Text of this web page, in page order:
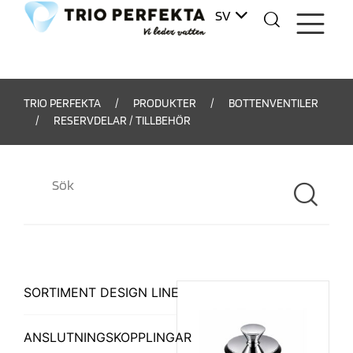
SV
DA
TRIO PERFEKTA / PRODUKTER /
BOTTENVENTILER
/
RESERVDELAR / TILLBEHÖR
SØG
SORTIMENT DESIGN LINE
ANSLUTNINGSKOPPLINGAR